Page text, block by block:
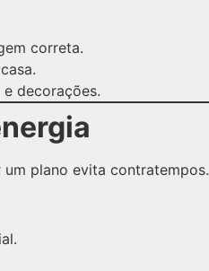
correta.
decorações.
um plano evita contratempos.